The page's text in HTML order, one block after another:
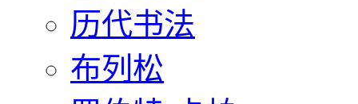
历代书法
布列松